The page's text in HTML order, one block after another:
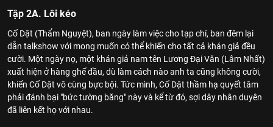
Tập 2A. Lôi kéo
Cố Dật (Thẩm Nguyệt), ban ngày làm việc cho tạp chí, ban đêm lại
dẫn talkshow với mong muốn có thể khiến cho tất cả khán giả đều
cười. Một ngày nọ, một khán giả nam tên Lương Đại Văn (Lâm Nhất)
xuất hiện ở hàng ghế đầu, dù làm cách nào anh ta cũng không cười,
khiến Cố Dật vô cùng bực bội. Tức mình, Cố Dật thầm hạ quyết tâm
phải đánh bại "bức tường băng" này và kể từ đó, sợi dây nhân duyên
đã liên kết họ với nhau.